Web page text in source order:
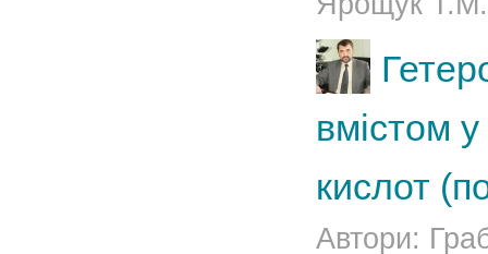
вмістом у
кислот
Автори: